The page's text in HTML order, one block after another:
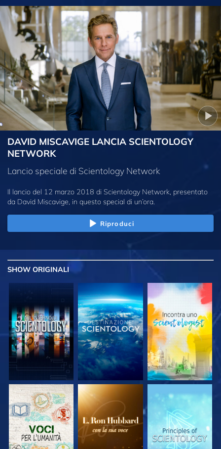
DAVID MISCAVIGE LANCIA SCIENTOLOGY
NETWORK
Lancio speciale di Scientology Network
Il lancio del 12 marzo 2018 di Scientology Network, presentato
da David Miscavige, in questo special di un’ora.
Riproduci
SHOW ORIGINALI
ESPLORA LE
SERIE
ESPLORA LE
SERIE
ESPLORA LE
SERIE